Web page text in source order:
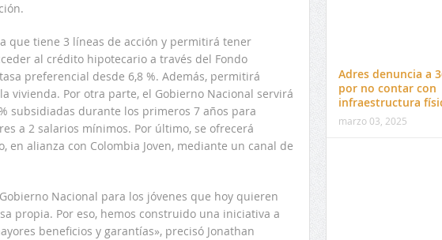
que tiene 3 líneas de acción y permitirá tener
al crédito hipotecario a través del Fondo
preferencial desde 6,8 %. Además, permitirá
vivienda. Por otra parte, el Gobierno Nacional servirá
subsidiadas durante los primeros 7 años para
a 2 salarios mínimos. Por último, se ofrecerá
en alianza con Colombia Joven, mediante un canal de
Nacional para los jóvenes que hoy quieren
propia. Por eso, hemos construido una iniciativa a
beneficios y garantías», precisó Jonathan
Adres denuncia a
por no contar con
infraestructura
marzo 03, 2025
Delwin Jiménez, nuevo Contralor
Departamental del Cesar
El 17 de enero vence
venta de pines para
preuniversitario de la